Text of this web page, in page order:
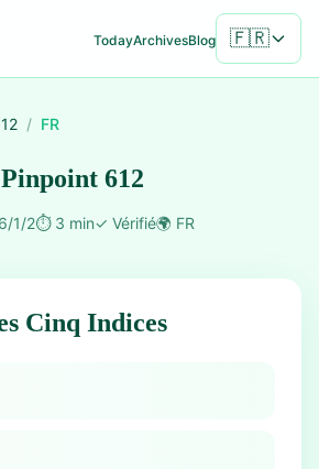
TodayArchivesBlog 🇫🇷
/ FR
Pinpoint 612
1/2⏱️ 3 min✓ Vérifié🌍 FR
Cinq Indices